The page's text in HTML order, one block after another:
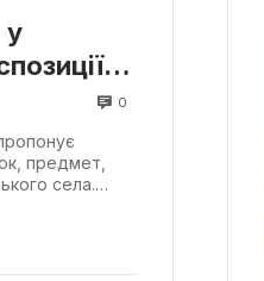
у
0
предмет,
села.